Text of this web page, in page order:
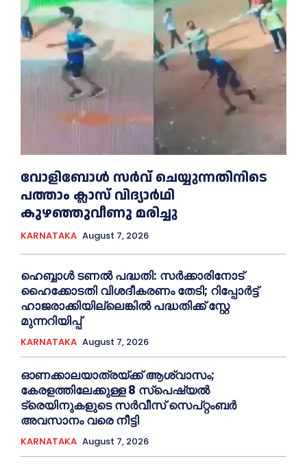
വോളിബോൾ സർവ് ചെയ്യുന്നതിനിടെ
പത്താം ക്ലാസ് വിദ്യാർഥി
കുഴഞ്ഞുവീണു മരിച്ചു
KARNATAKA August 7, 2026
ഹെബ്ബാൾ ടണൽ പദ്ധതി: സർക്കാരിനോട്
ഹൈക്കോടതി വിശദീകരണം തേടി; റിപ്പോർട്ട്
ഹാജരാക്കിയില്ലെങ്കിൽ പദ്ധതിക്ക് സ്റ്റേ
മുന്നറിയിപ്പ്
KARNATAKA August 7, 2026
ഓണക്കാലയാത്രയ്ക്ക് ആശ്വാസം;
കേരളത്തിലേക്കുള്ള 8 സ്പെഷ്യൽ
ട്രെയിനുകളുടെ സർവീസ് സെപ്റ്റംബർ
അവസാനം വരെ നീട്ടി
KARNATAKA August 7, 2026